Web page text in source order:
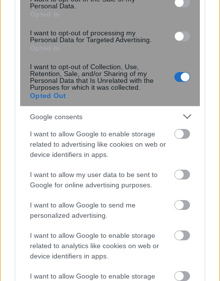
Personal Data.
I want to opt-out of processing my
Personal Data for Targeted Advertising.
I want to opt-out of Collection, Use,
Retention, Sale, and/or Sharing of my
Personal Data that Is Unrelated with the
Purposes for which it was collected.
Opted Out
Google consents
I want to allow Google to enable storage
related to advertising like cookies on web or
device identifiers in apps.
I want to allow my user data to be sent to
Google for online advertising purposes.
I want to allow Google to send me
personalized advertising.
I want to allow Google to enable storage
related to analytics like cookies on web or
device identifiers in apps.
I want to allow Google to enable storage
Επίκαιρη ερώτηση Τσίπρα σε
Μητσοτάκη για τις αλλαγές στο σύστημα